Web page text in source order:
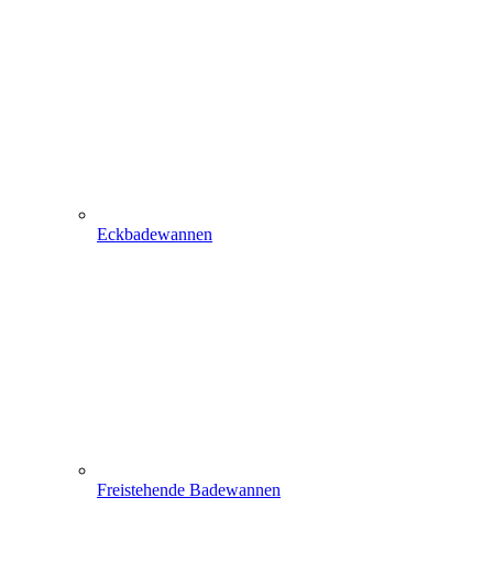
Eckbadewannen
Freistehende Badewannen